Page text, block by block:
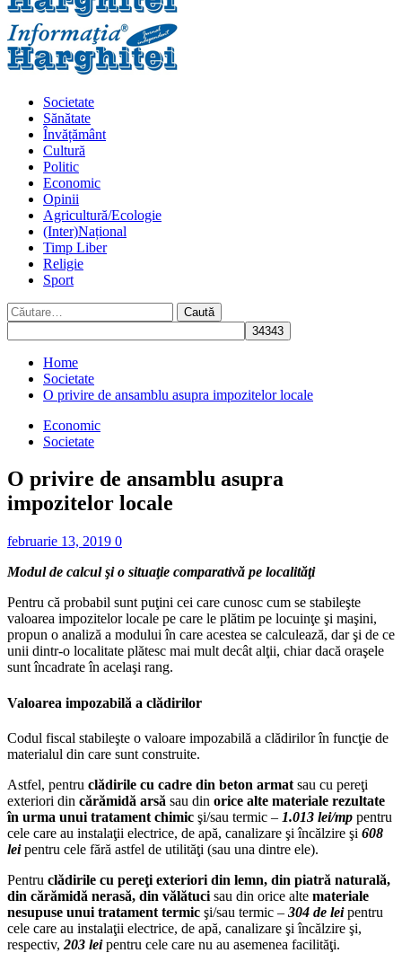
Primary
Menu
Societate
Sănătate
Învățământ
Cultură
Politic
Economic
Opinii
Agricultură/Ecologie
(Inter)Național
Timp Liber
Religie
Sport
Caută
după:
Home
Societate
O privire de ansamblu asupra impozitelor locale
Economic
Societate
O privire de ansamblu asupra
impozitelor locale
februarie 13, 2019 0
Modul de calcul şi o situaţie comparativă pe localităţi
Pentru că probabil sunt puţini cei care cunosc cum se stabileşte
valoarea impozitelor locale pe care le plătim pe locuinţe şi maşini,
propun o analiză a modului în care acestea se calculează, dar şi de ce
unii dintr-o localitate plătesc mai mult decât alţii, chiar dacă oraşele
sunt încadrate în acelaşi rang.
Valoarea impozabilă a clădirilor
Codul fiscal stabileşte o valoare impozabilă a clădirilor în funcţie de
materialul din care sunt construite.
Astfel, pentru clădirile cu cadre din beton armat sau cu pereţi
exteriori din cărămidă arsă sau din orice alte materiale rezultate
în urma unui tratament chimic şi/sau termic – 1.013 lei/mp pentru
cele care au instalaţii electrice, de apă, canalizare şi încălzire şi 608
leipentru cele fără astfel de utilităţi (sau una dintre ele).
Pentru clădirile cu pereţi exteriori din lemn, din piatră naturală,
din cărămidă nerasă, din vălătuci sau din orice alte materiale
nesupuse unui tratament termic şi/sau termic – 304 de leipentru
cele care au instalaţii electrice, de apă, canalizare şi încălzire şi,
respectiv, 203 leipentru cele care nu au asemenea facilităţi.